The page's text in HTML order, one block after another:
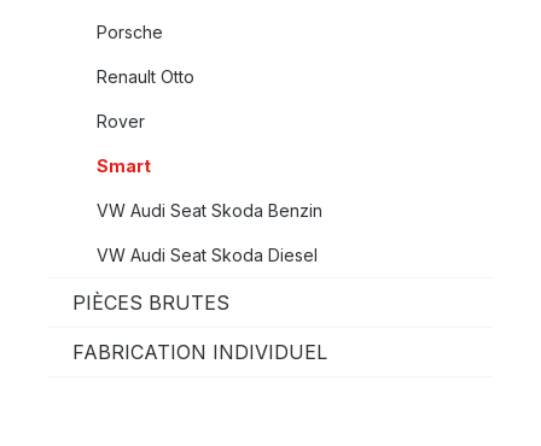
Porsche
Renault Otto
Rover
Smart
VW Audi Seat Skoda Benzin
VW Audi Seat Skoda Diesel
PIÈCES BRUTES
FABRICATION INDIVIDUEL